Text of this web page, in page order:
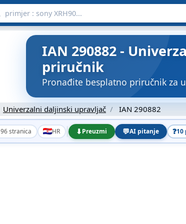
IAN 290882 -
priručnik
Pronađite besplatno priručnik za
Univerzalni daljinski upravljač IAN 290882
96 stranica HR ⬇Preuzmi 💬AI pitanje ❓10